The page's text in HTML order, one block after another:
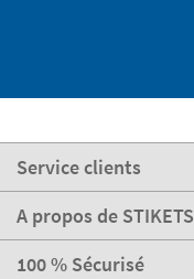
Service clients
A propos de STIKETS
100 % Sécurisé